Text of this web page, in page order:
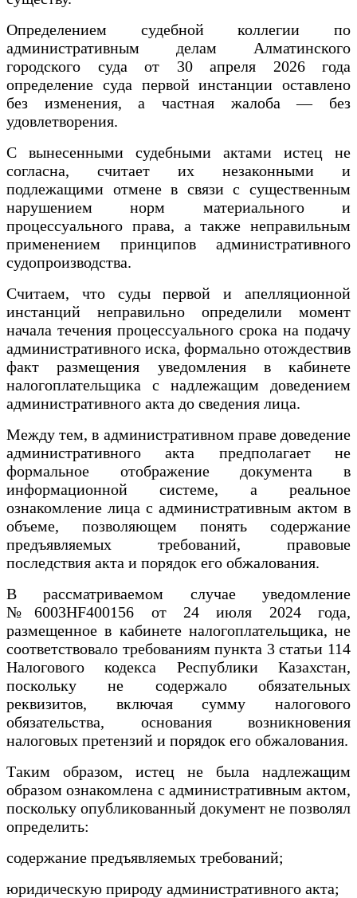
Определением судебной коллегии по
административным делам Алматинского
городского суда от 30 апреля 2026 года
определение суда первой инстанции оставлено
без изменения, а частная жалоба — без
удовлетворения.
С вынесенными судебными актами истец не
согласна, считает их незаконными и
подлежащими отмене в связи с существенным
нарушением норм материального и
процессуального права, а также неправильным
применением принципов административного
судопроизводства.
Считаем, что суды первой и апелляционной
инстанций неправильно определили момент
начала течения процессуального срока на подачу
административного иска, формально отождествив
факт размещения уведомления в кабинете
налогоплательщика с надлежащим доведением
административного акта до сведения лица.
Между тем, в административном праве доведение
административного акта предполагает не
формальное отображение документа в
информационной системе, а реальное
ознакомление лица с административным актом в
объеме, позволяющем понять содержание
предъявляемых требований, правовые
последствия акта и порядок его обжалования.
В рассматриваемом случае уведомление
№6003HF400156 от 24 июля 2024 года,
размещенное в кабинете налогоплательщика, не
соответствовало требованиям пункта 3 статьи 114
Налогового кодекса Республики Казахстан,
поскольку не содержало обязательных
реквизитов, включая сумму налогового
обязательства, основания возникновения
налоговых претензий и порядок его обжалования.
Таким образом, истец не была надлежащим
образом ознакомлена с административным актом,
поскольку опубликованный документ не позволял
определить:
содержание предъявляемых требований;
юридическую природу административного акта;